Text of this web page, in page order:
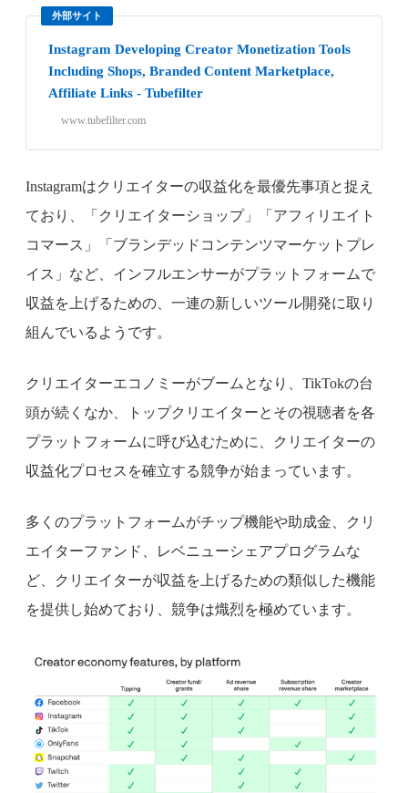
外部サイト
Instagram Developing Creator Monetization Tools
Including Shops, Branded Content Marketplace,
Affiliate Links - Tubefilter
www.tubefilter.com
Instagramはクリエイターの収益化を最優先事項と捉え
ており、「クリエイターショップ」「アフィリエイト
コマース」「ブランデッドコンテンツマーケットプレ
イス」など、インフルエンサーがプラットフォームで
収益を上げるための、一連の新しいツール開発に取り
組んでいるようです。
クリエイターエコノミーがブームとなり、TikTokの台
頭が続くなか、トップクリエイターとその視聴者を各
プラットフォームに呼び込むために、クリエイターの
収益化プロセスを確立する競争が始まっています。
多くのプラットフォームがチップ機能や助成金、クリ
エイターファンド、レベニューシェアプログラムな
ど、クリエイターが収益を上げるための類似した機能
を提供し始めており、競争は熾烈を極めています。